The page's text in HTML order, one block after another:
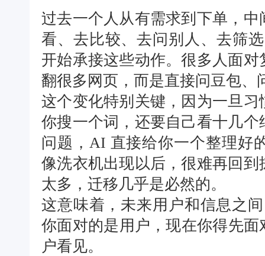
过去一个人从有需求到下单，
看、去比较、去问别人、去筛
开始承接这些动作。很多人面
翻很多网页，而是直接问豆包、
这个变化特别关键，因为一旦
你搜一个词，还要自己看十几
问题，AI 直接给你一个整理好
像洗衣机出现以后，很难再回
太多，迁移几乎是必然的。
这意味着，未来用户和信息之
你面对的是用户，现在你得先
户看见。